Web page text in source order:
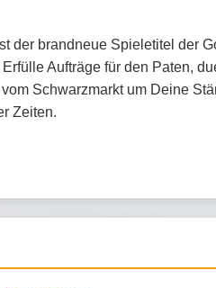
der brandneue Spieletitel der
Aufträge für den Paten,
Schwarzmarkt um Deine
Zeiten.